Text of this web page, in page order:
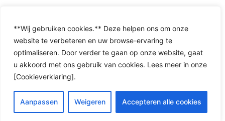
**Wij gebruiken cookies.** Deze helpen ons om onze
website te verbeteren en uw browse-ervaring te
optimaliseren. Door verder te gaan op onze website, gaat
u akkoord met ons gebruik van cookies. Lees meer in onze
[Cookieverklaring].
Aanpassen Weigeren Accepteren alle cookies